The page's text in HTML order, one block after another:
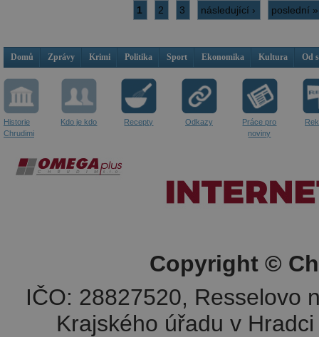
1 2 3 následující › poslední »
Domů Zprávy Krimi Politika Sport Ekonomika Kultura Od
Historie
Chrudimi
Kdo je kdo Recepty Odkazy
Práce pro
noviny
Copyright ©
IČO: 28827520, Resselovo
Krajského úřadu v